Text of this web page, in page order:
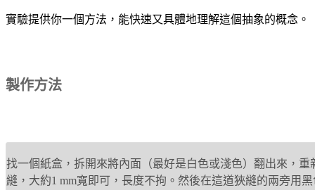
實驗提供你一個方法，能快速又具體地理解這個抽象的概念。
製作方法
找一個紙盒，拆開來將內面（最好是白色或淺色）翻出來，
縫，大約1 mm寬即可，長度不拘。然後在這道狹縫的兩旁用